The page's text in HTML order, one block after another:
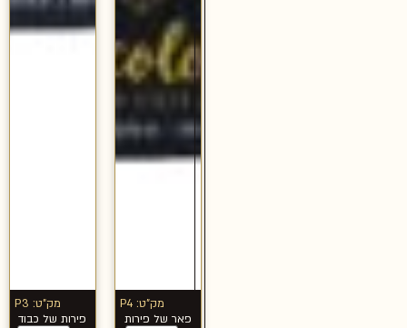
מק"ט: P4
פאר של פירות
מק"ט: P3
פירות של כבוד